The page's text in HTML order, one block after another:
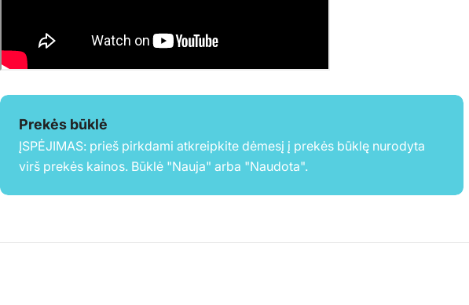
Prekės būklė
ĮSPĖJIMAS: prieš pirkdami atkreipkite dėmesį į prekės būklę nurodyta
virš prekės kainos. Būklė "Nauja" arba "Naudota".